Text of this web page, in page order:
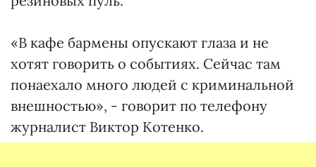
«В кафе бармены опускают глаза и не
хотят говорить о событиях. Сейчас там
понаехало много людей с криминальной
внешностью», - говорит по телефону
журналист Виктор Котенко.